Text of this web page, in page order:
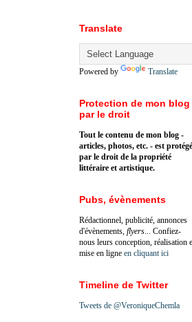
Translate
Powered by Translate
Protection de mon blog
par le droit
Tout le contenu de mon blog -
articles, photos, etc. - est protégé
par le droit de la propriété
littéraire et artistique.
Pubs, évènements
Rédactionnel, publicité, annonces
d'évènements, flyers ... Confiez-
nous leurs conception, réalisation
mise en ligne en cliquant ici
Timeline de Twitter
Tweets de @VeroniqueChemla